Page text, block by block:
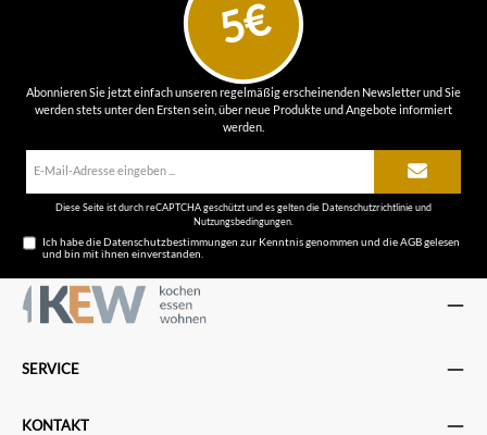
5€
Abonnieren Sie jetzt einfach unseren regelmäßig erscheinenden Newsletter und Sie
werden stets unter den Ersten sein, über neue Produkte und Angebote informiert
werden.
Diese Seite ist durch reCAPTCHA geschützt und es gelten die Datenschutzrichtlinieund
Nutzungsbedingungen.
Ich habe dieDatenschutzbestimmungen zur Kenntnis genommen und dieAGBgelesen
und bin mit ihnen einverstanden.
SERVICE
KONTAKT